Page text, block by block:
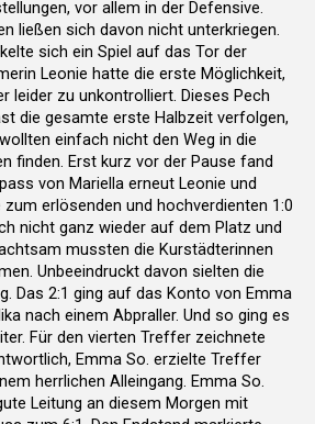
vor allem in der Defensive.
ließen sich davon nicht unterkriegen.
sich ein Spiel auf das Tor der
Leonie hatte die erste Möglichkeit,
leider zu unkontrolliert. Dieses Pech
die gesamte erste Halbzeit verfolgen,
einfach nicht den Weg in die
finden. Erst kurz vor der Pause fand
von Mariella erneut Leonie und
erlösenden und hochverdienten 1:0
nicht ganz wieder auf dem Platz und
mussten die Kurstädterinnen
Unbeeindruckt davon sielten die
Das 2:1 ging auf das Konto von Emma
nach einem Abpraller. Und so ging es
Für den vierten Treffer zeichnete
Emma So. erzielte Treffer
herrlichen Alleingang. Emma So.
Leitung an diesem Morgen mit